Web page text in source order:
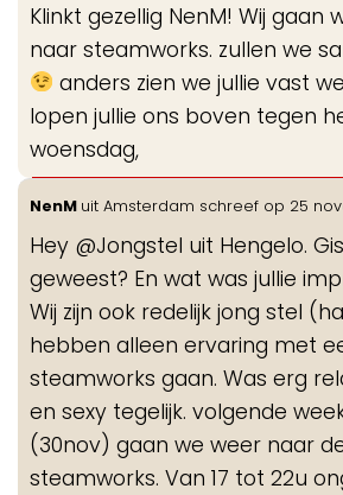
Klinkt gezellig NenM! Wij gaan
naar steamworks. zullen we
anders zien we jullie vast
lopen jullie ons boven tegen
woensdag,
NenM uit Amsterdam schreef op 25
Hey @Jongstel uit Hengelo.
geweest? En wat was jullie
Wij zijn ook redelijk jong stel
hebben alleen ervaring met
steamworks gaan. Was erg
en sexy tegelijk. volgende
(30nov) gaan we weer naar
steamworks. Van 17 tot 22u